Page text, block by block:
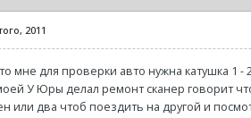
2011
мне для проверки авто нужна катушка 1
У Юры делал ремонт сканер говорит
или два чтоб поездить на другой и